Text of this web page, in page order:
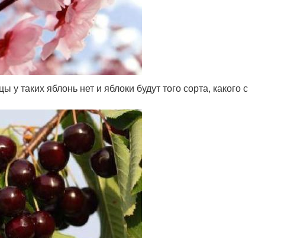
яблонь нет и яблоки будут того сорта, какого с